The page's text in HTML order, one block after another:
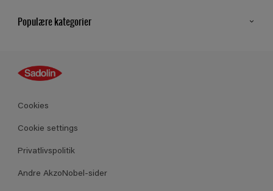
Populære kategorier
Farver
Produkter
Cookies
Cookie settings
Privatlivspolitik
Andre AkzoNobel-sider